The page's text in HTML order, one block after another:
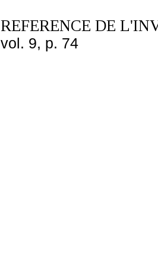
REFERENCE DE
vol. 9, p. 74